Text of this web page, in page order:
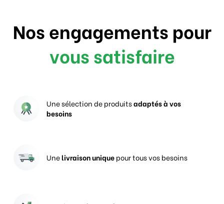
Nos engagements pour
vous satisfaire
Une sélection de produitsadaptés à vos
besoins
Unelivraison uniquepour tous vos besoins